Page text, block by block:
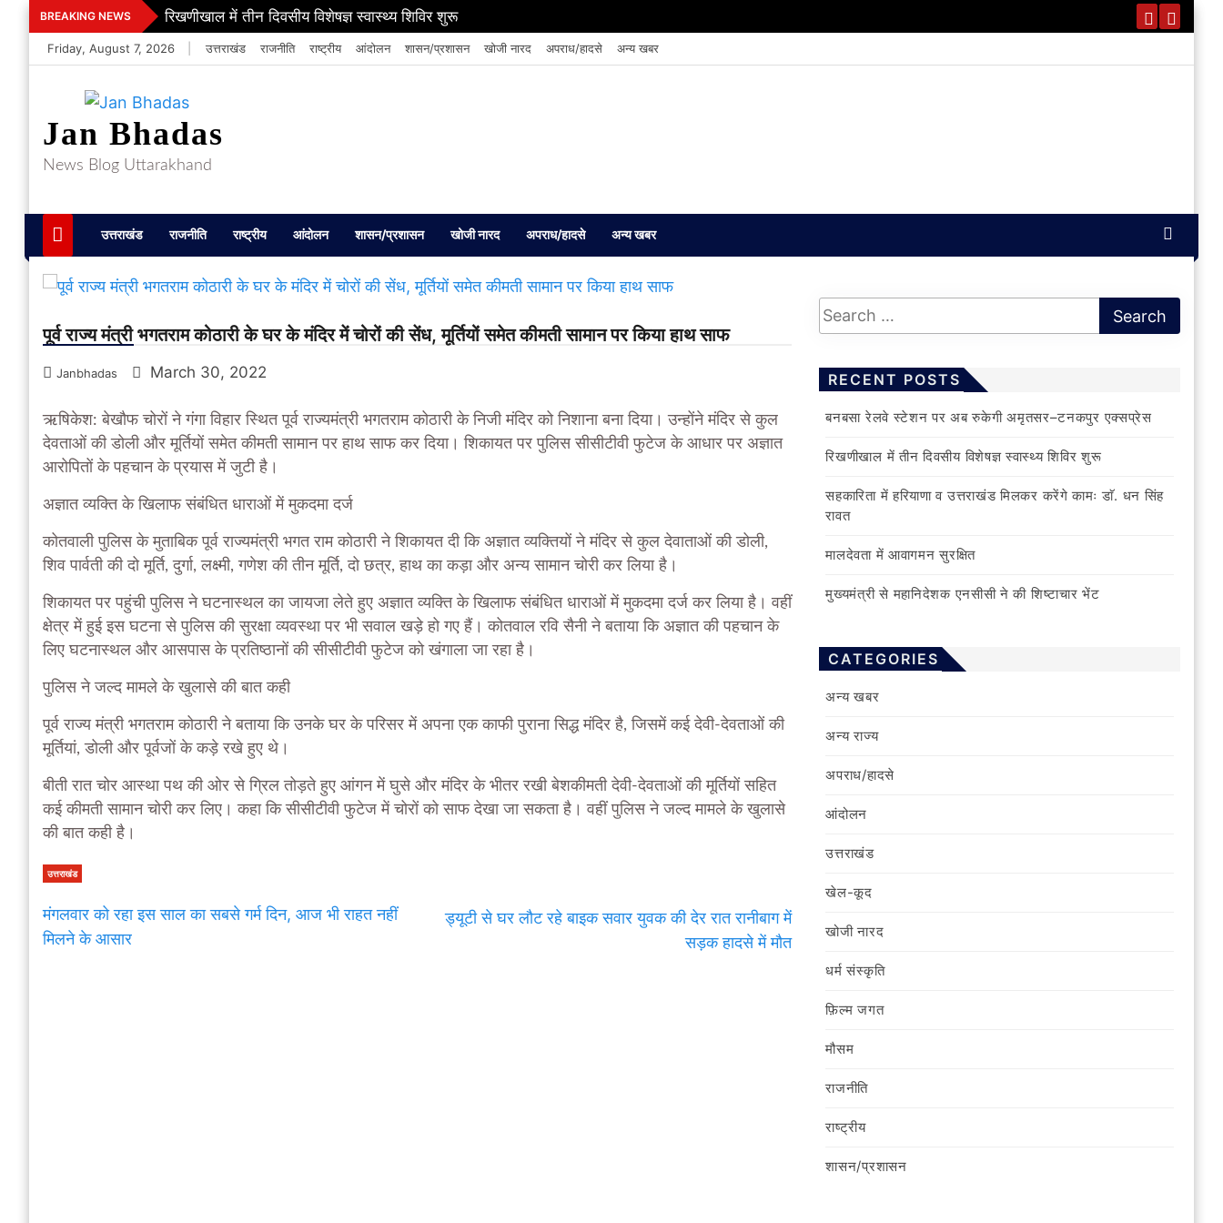
Skip
to
content
BREAKING NEWS रिखणीखाल में तीन दिवसीय विशेषज्ञ स्वास्थ्य शिविर शुरू
Friday, August 7, 2026 उत्तराखंड राजनीति राष्ट्रीय आंदोलन शासन/प्रशासन खोजी नारद अपराध/हादसे अन्य खबर
Jan Bhadas
News Blog Uttarakhand
उत्तराखंड राजनीति राष्ट्रीय आंदोलन शासन/प्रशासन खोजी नारद अपराध/हादसे अन्य खबर
पूर्व राज्य मंत्री भगतराम कोठारी के घर के मंदिर में चोरों की सेंध, मूर्तियों समेत कीमती सामान पर किया हाथ साफ
Janbhadas March 30, 2022
ऋषिकेश: बेखौफ चोरों ने गंगा विहार स्थित पूर्व राज्यमंत्री भगतराम कोठारी के निजी मंदिर को निशाना बना दिया। उन्होंने मंदिर से कुल
देवताओं की डोली और मूर्तियों समेत कीमती सामान पर हाथ साफ कर दिया। शिकायत पर पुलिस सीसीटीवी फुटेज के आधार पर अज्ञात
आरोपितों के पहचान के प्रयास में जुटी है।
अज्ञात व्यक्ति के खिलाफ संबंधित धाराओं में मुकदमा दर्ज
कोतवाली पुलिस के मुताबिक पूर्व राज्यमंत्री भगत राम कोठारी ने शिकायत दी कि अज्ञात व्यक्तियों ने मंदिर से कुल देवाताओं की डोली,
शिव पार्वती की दो मूर्ति, दुर्गा, लक्ष्मी, गणेश की तीन मूर्ति, दो छत्र, हाथ का कड़ा और अन्य सामान चोरी कर लिया है।
शिकायत पर पहुंची पुलिस ने घटनास्थल का जायजा लेते हुए अज्ञात व्यक्ति के खिलाफ संबंधित धाराओं में मुकदमा दर्ज कर लिया है। वहीं
क्षेत्र में हुई इस घटना से पुलिस की सुरक्षा व्यवस्था पर भी सवाल खड़े हो गए हैं। कोतवाल रवि सैनी ने बताया कि अज्ञात की पहचान के
लिए घटनास्थल और आसपास के प्रतिष्ठानों की सीसीटीवी फुटेज को खंगाला जा रहा है।
पुलिस ने जल्द मामले के खुलासे की बात कही
पूर्व राज्य मंत्री भगतराम कोठारी ने बताया कि उनके घर के परिसर में अपना एक काफी पुराना सिद्ध मंदिर है, जिसमें कई देवी-देवताओं की
मूर्तियां, डोली और पूर्वजों के कड़े रखे हुए थे।
बीती रात चोर आस्था पथ की ओर से ग्रिल तोड़ते हुए आंगन में घुसे और मंदिर के भीतर रखी बेशकीमती देवी-देवताओं की मूर्तियों सहित
कई कीमती सामान चोरी कर लिए। कहा कि सीसीटीवी फुटेज में चोरों को साफ देखा जा सकता है। वहीं पुलिस ने जल्द मामले के खुलासे
की बात कही है।
उत्तराखंड
मंगलवार को रहा इस साल का सबसे गर्म दिन, आज भी राहत नहीं
मिलने के आसार
ड्यूटी से घर लौट रहे बाइक सवार युवक की देर रात रानीबाग में
सड़क हादसे में मौत
RECENT POSTS
बनबसा रेलवे स्टेशन पर अब रुकेगी अमृतसर–टनकपुर एक्सप्रेस
रिखणीखाल में तीन दिवसीय विशेषज्ञ स्वास्थ्य शिविर शुरू
सहकारिता में हरियाणा व उत्तराखंड मिलकर करेंगे कामः डाॅ. धन सिंह
रावत
मालदेवता में आवागमन सुरक्षित
मुख्यमंत्री से महानिदेशक एनसीसी ने की शिष्टाचार भेंट
CATEGORIES
अन्य खबर
अन्य राज्य
अपराध/हादसे
आंदोलन
उत्तराखंड
खेल-कूद
खोजी नारद
धर्म संस्कृति
फ़िल्‍म जगत
मौसम
राजनीति
राष्ट्रीय
शासन/प्रशासन